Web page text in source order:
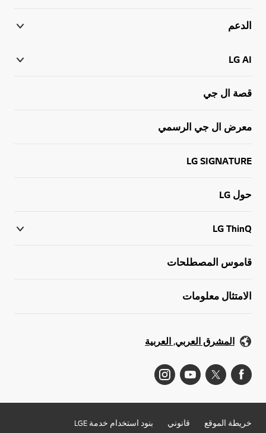
الدعم
LG AI
قصة ال جي
معرض ال جي الرسمي
LG SIGNATURE
حول LG
LG ThinQ
قاموس المصطلحات
الامتثال معلومات
المشرق العربي, العربية
خريطة الموقع قانوني بنود استخدام خدمة LGE